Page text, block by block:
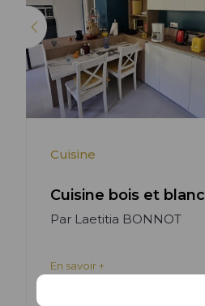
Cuisine
Cuisine bois et blanc
Par Laetitia BONNOT
En savoir +